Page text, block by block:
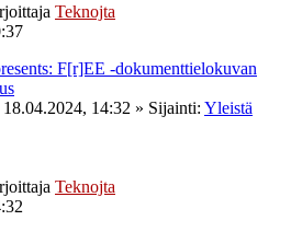
Teknojta
F[r]EE -dokumenttielokuvan
18.04.2024, 14:32 » Sijainti: Yleistä
Teknojta